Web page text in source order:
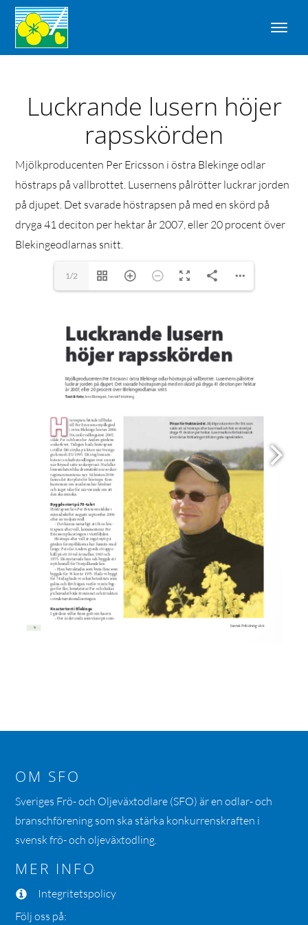
Luckrande lusern höjer
rapsskörden
Mjölkproducenten Per Ericsson i östra Blekinge odlar
höstraps på vallbrottet. Lusernens pålrötter luckrar jorden
på djupet. Det svarade höstrapsen på med en skörd på
dryga 41 deciton per hektar år 2007, eller 20 procent över
Blekingeodlarnas snitt.
1/2
OM SFO
Sveriges Frö- och Oljeväxtodlare (SFO) är en odlar- och
branschförening som ska stärka konkurrenskraften i
svensk frö- och oljeväxtodling.
MER INFO
Integritetspolicy
Följ oss på: